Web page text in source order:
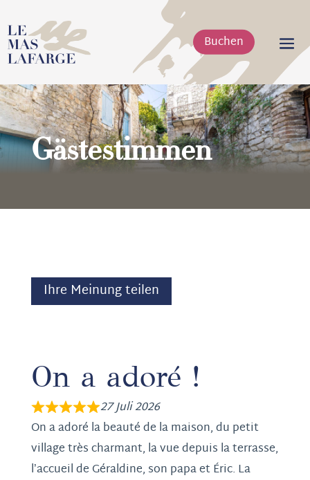
Buchen
Gästestimmen
Ihre Meinung teilen
On a adoré !
27 Juli 2026
On a adoré la beauté de la maison, du petit
village très charmant, la vue depuis la terrasse,
l’accueil de Géraldine, son papa et Éric. La